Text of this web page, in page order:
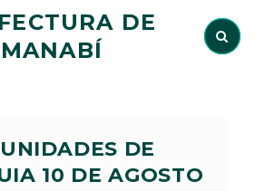
DE
MANABÍ
DE
10 DE AGOSTO